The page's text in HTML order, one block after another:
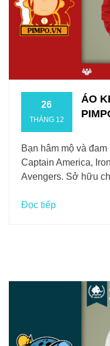
26
THÁNG 12
ÁO
Bạn hâm mộ và
Captain America,
Avengers. Sở hữu
Đọc tiếp